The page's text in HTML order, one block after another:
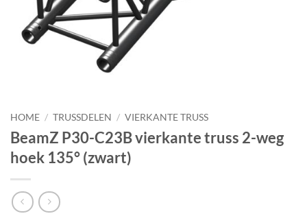
HOME / TRUSSDELEN / VIERKANTE TRUSS
BeamZ P30-C23B vierkante truss 2-weg
hoek 135° (zwart)